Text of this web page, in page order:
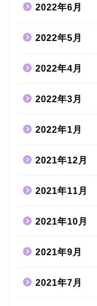
2022年6月
2022年5月
2022年4月
2022年3月
2022年1月
2021年12月
2021年11月
2021年10月
2021年9月
2021年7月